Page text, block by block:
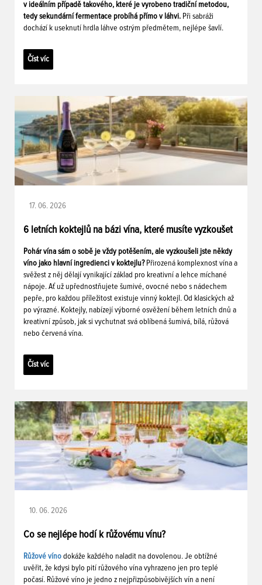
v ideálním případě takového, které je vyrobeno tradiční metodou,
tedy sekundární fermentace probíhá přímo v láhvi. Při sabráži
dochází k useknutí hrdla láhve ostrým předmětem, nejlépe šavlí.
Číst víc
17. 06. 2026
6 letních koktejlů na bázi vína, které musíte vyzkoušet
Pohár vína sám o sobě je vždy potěšením, ale vyzkoušeli jste někdy
víno jako hlavní ingredienci v koktejlu? Přirozená komplexnost vína a
svěžest z něj dělají vynikající základ pro kreativní a lehce míchané
nápoje. Ať už upřednostňujete šumivé, ovocné nebo s nádechem
pepře, pro každou příležitost existuje vinný koktejl. Od klasických až
po výrazné. Koktejly, nabízejí výborné osvěžení během letních dnů a
kreativní způsob, jak si vychutnat svá oblíbená šumivá, bílá, růžová
nebo červená vína.
Číst víc
10. 06. 2026
Co se nejlépe hodí k růžovému vínu?
Růžové víno dokáže každého naladit na dovolenou. Je obtížné
uvěřit, že kdysi bylo pití růžového vína vyhrazeno jen pro teplé
počasí. Růžové víno je jedno z nejpřizpůsobivějších vín a není